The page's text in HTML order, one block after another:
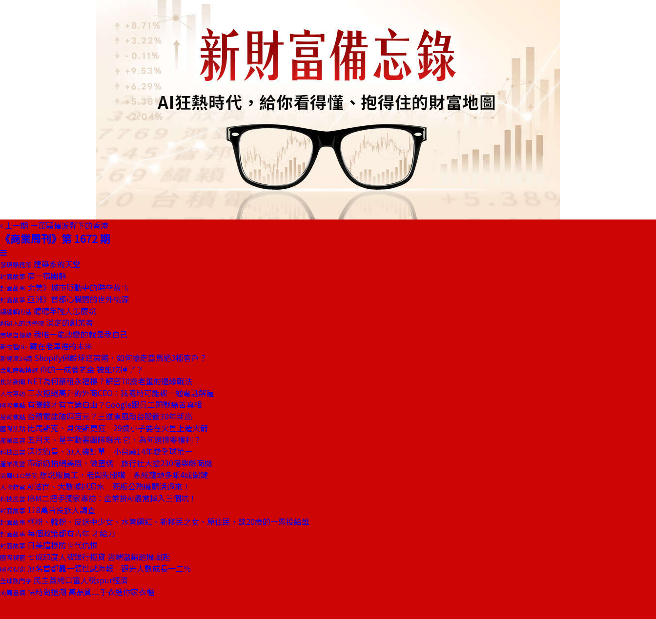
上一期 一萬顆催淚彈下的香港
《商業周刊》第 1672 期
發現酷建築 建築系的天堂
封面故事 宿一宿幽靜
封面故事 北美》城市脈動中的時空故事
封面故事 亞洲》首都心臟間的世外桃源
總編輯的話 聽聽年輕人怎麼說
創辦人的活學院 淡定的創業者
商場自慢塾 我唯一能改變的就是我自己
新物種Biz 藏在老車裡的未來
新經濟24講 Shopify保齡球道策略，如何搶走亞馬遜3種客戶？
金融時報精選 你的一成養老金 被誰吃掉了？
焦點新聞 NET為何豪租永福樓？解密70歲老董的邊緣戰法
人物專訪 三次拒絕高升的外商CEO：我隨時可能被一通電話解雇
國際焦點 有賺錢才有言論自由？Google跟員工開戰痛苦真相
投資焦點 台積電能破四百元？三道東風助台股衝30年新高
國際焦點 比馬斯克、貝佐斯更狂 29歲小子要在火星上造火箭
產業風雲 五月天、星宇動畫團隊曝光 它，為何選擇零獲利？
科技風雲 深挖衛星、無人機訂單 小台廠14年變全球第一
產業風雲 帶爺奶拍網美照、做蛋糕 旅行社大搶230億樂齡商機
商周CEO學院 想說服員工，老闆先閉嘴 系統龍頭多賺4成關鍵
人物特寫 AI法官、大數據抓漏水 死板公務機關活過來！
科技風雲 IBM二把手獨家專訪：企業拚AI最常掉入三個坑！
封面故事 118萬首投族大調查
封面故事 柯粉、韓粉、反送中少女、水管網紅、新移民之女、原住民，談20歲的一票投給誰
封面故事 每個政策都有青年 才給力
封面故事 日美這樣防世代仇恨
國際視窗 七成印度人被銀行拒貸 雲端當鋪趁機崛起
國際視窗 無名首都靠一張性感海報 觀光人數成長一二％
全球熱門字 民主黨誇口富人稅spur經濟
商周書摘 快時尚退潮 高品質二手衣進你家衣櫃